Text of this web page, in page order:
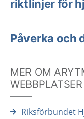
riktlinjer för
Påverka och
MER OM
WEBBPLATSER
Riksförbundet